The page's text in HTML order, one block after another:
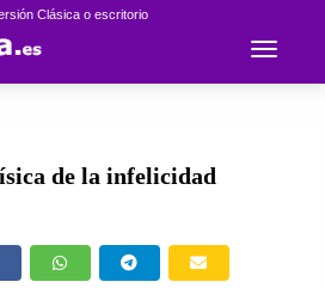
Clásica o escritorio
Toggle
de la infelicidad